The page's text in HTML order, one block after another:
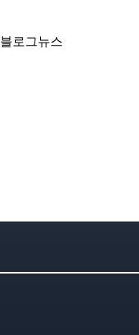
블로그뉴스